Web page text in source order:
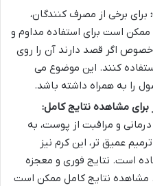
برای برخی از مصرف کنندگان،
ممکن است برای استفاده مداوم و
اگر قصد دارند آن را روی
کنند. این موضوع می
را به همراه داشته باشد.
برای مشاهده نتایج کامل:
و مراقبت از پوست، به
عمیق تر، این کرم نیز
است. نتایج فوری و معجزه
مشاهده نتایج کامل ممکن است